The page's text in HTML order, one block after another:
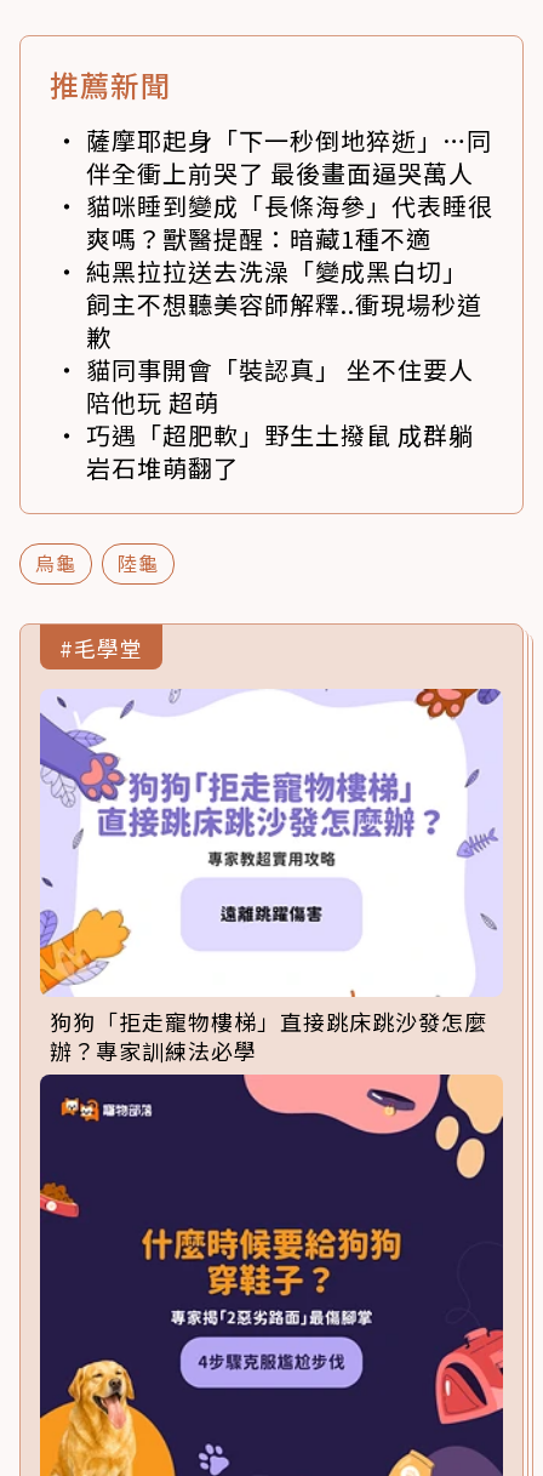
推薦新聞
薩摩耶起身「下一秒倒地猝逝」…同
伴全衝上前哭了 最後畫面逼哭萬人
貓咪睡到變成「長條海參」代表睡很
爽嗎？獸醫提醒：暗藏1種不適
純黑拉拉送去洗澡「變成黑白切」
飼主不想聽美容師解釋..衝現場秒道
歉
貓同事開會「裝認真」 坐不住要人
陪他玩 超萌
巧遇「超肥軟」野生土撥鼠 成群躺
岩石堆萌翻了
烏龜 陸龜
#毛學堂
狗狗「拒走寵物樓梯」直接跳床跳沙發怎麼
辦？專家訓練法必學